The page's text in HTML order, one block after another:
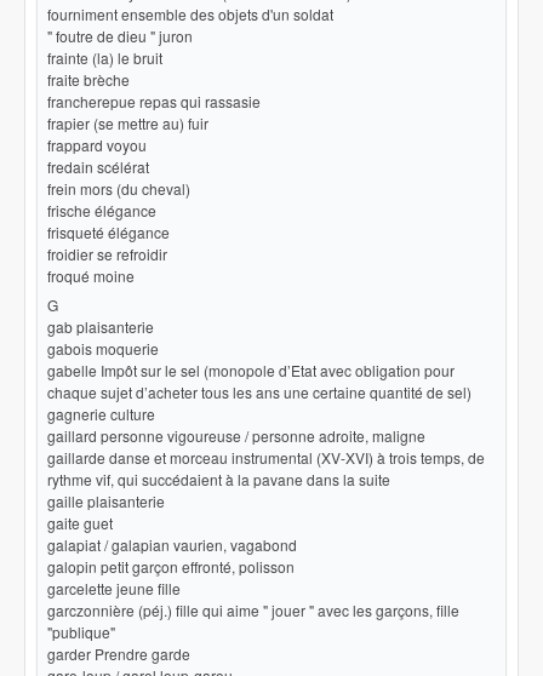
fourniment ensemble des objets d'un soldat
" foutre de dieu " juron
frainte (la) le bruit
fraite brèche
francherepue repas qui rassasie
frapier (se mettre au) fuir
frappard voyou
fredain scélérat
frein mors (du cheval)
frische élégance
frisqueté élégance
froidier se refroidir
froqué moine
G
gab plaisanterie
gabois moquerie
gabelle Impôt sur le sel (monopole d’Etat avec obligation pour
chaque sujet d’acheter tous les ans une certaine quantité de sel)
gagnerie culture
gaillard personne vigoureuse / personne adroite, maligne
gaillarde danse et morceau instrumental (XV-XVI) à trois temps, de
rythme vif, qui succédaient à la pavane dans la suite
gaille plaisanterie
gaite guet
galapiat / galapian vaurien, vagabond
galopin petit garçon effronté, polisson
garcelette jeune fille
garczonnière (péj.) fille qui aime " jouer " avec les garçons, fille
"publique"
garder Prendre garde